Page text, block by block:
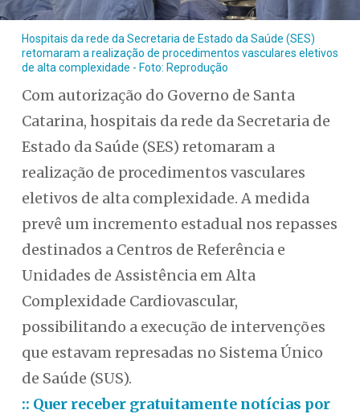
Hospitais da rede da Secretaria de Estado da Saúde (SES)
retomaram a realização de procedimentos vasculares eletivos
de alta complexidade - Foto: Reprodução
Com autorização do Governo de Santa
Catarina, hospitais da rede da Secretaria de
Estado da Saúde (SES) retomaram a
realização de procedimentos vasculares
eletivos de alta complexidade. A medida
prevê um incremento estadual nos repasses
destinados a Centros de Referência e
Unidades de Assistência em Alta
Complexidade Cardiovascular,
possibilitando a execução de intervenções
que estavam represadas no Sistema Único
de Saúde (SUS).
:: Quer receber gratuitamente notícias por